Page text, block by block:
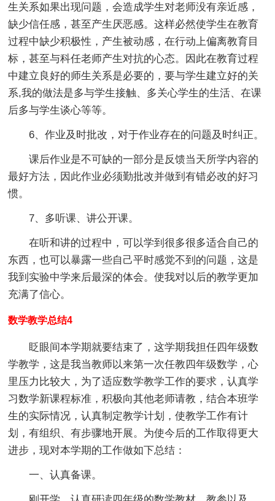
生关系如果出现问题，会造成学生对老师没有亲近感，
缺少信任感，甚至产生厌恶感。这样必然使学生在教育
过程中缺少积极性，产生被动感，在行动上偏离教育目
标，甚至与科任老师产生对抗的心态。因此在教育过程
中建立良好的师生关系是必要的，要与学生建立好的关
系,我的做法是多与学生接触、多关心学生的生活、在课
后多与学生谈心等等。
6、作业及时批改，对于作业存在的问题及时纠正。
课后作业是不可缺的一部分是反馈当天所学内容的
最好方法，因此作业必须勤批改并做到有错必改的好习
惯。
7、多听课、讲公开课。
在听和讲的过程中，可以学到很多很多适合自己的
东西，也可以暴露一些自己平时感觉不到的问题，这是
我到实验中学来后最深的体会。使我对以后的教学更加
充满了信心。
数学教学总结4
眨眼间本学期就要结束了，这学期我担任四年级数
学教学，这是我当教师以来第一次任教四年级数学，心
里压力比较大，为了适应数学教学工作的要求，认真学
习数学新课程标准，积极向其他老师请教，结合本班学
生的实际情况，认真制定教学计划，使教学工作有计
划，有组织、有步骤地开展。为使今后的工作取得更大
进步，现对本学期的工作做如下总结：
一、认真备课。